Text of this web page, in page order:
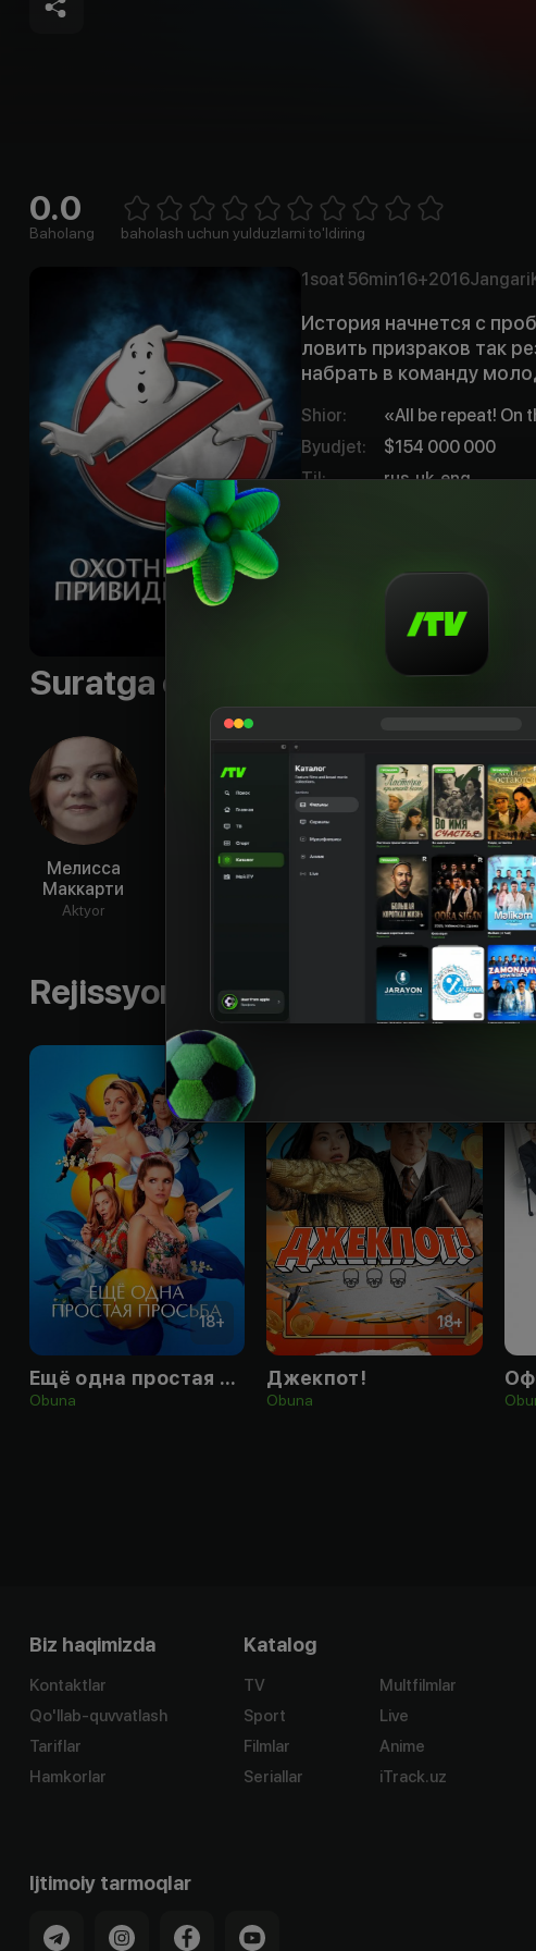
0.0
Baholang 1 Star2 Stars3 Stars4 Stars5 Stars6 Stars7 Stars8 Stars
baholash uchun yulduzlarni to'ldiring
1soat 56min16+2016Jangari
История начнется с
ловить призраков так
набрать в команду
Shior:
«All be repeat! On
Byudjet:
$154 000 000
Til:
rus, uk, eng
Suratga olish guruhi
Мелисса
Маккарти
Aktyor
Сигурни
Мюррей
Энди
Aktyor
Rejissyorning boshqa ishlari
18+
Ещё одна простая просьба
Obuna
18+
Джекпот!
Obuna
Biz haqimizda
Kontaktlar
Qo'llab-quvvatlash
Tariflar
Hamkorlar
Katalog
TV
Sport
Filmlar
Seriallar
Multfilmlar
Live
Anime
iTrack.uz
Ijtimoiy tarmoqlar